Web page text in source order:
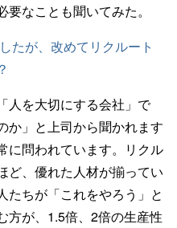
なことも聞いてみた。
が、改めてリクルート
人を大切にする会社」で
か」と上司から聞かれます
に問われています。リクル
ど、優れた人材が揃ってい
たちが「これをやろう」と
方が、1.5倍、2倍の生産性